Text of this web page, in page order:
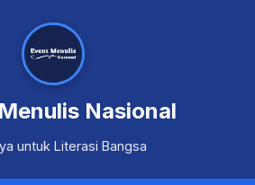
Nasional
untuk Literasi Bangsa